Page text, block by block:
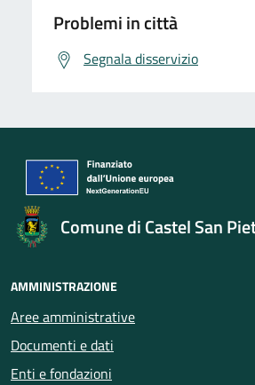
Problemi in città
Segnala disservizio
Comune di Castel San
AMMINISTRAZIONE
Aree amministrative
Documenti e dati
Enti e fondazioni